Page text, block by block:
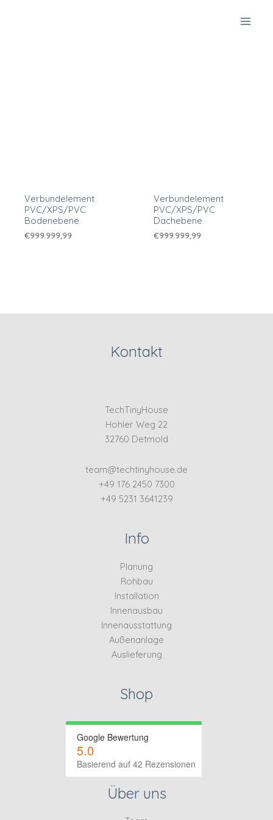
Verbundelement
PVC/XPS/PVC
Bodenebene
€999.999,99
Verbundelement
PVC/XPS/PVC
Dachebene
€999.999,99
Kontakt
TechTinyHouse
Hohler Weg 22
32760 Detmold
team@techtinyhouse.de
+49 176 2450 7300
+49 5231 3641239
Info
Planung
Rohbau
Installation
Innenausbau
Innenausstattung
Außenanlage
Auslieferung
Shop
Google Bewertung
5.0
Basierend auf 42 Rezensionen
Über uns